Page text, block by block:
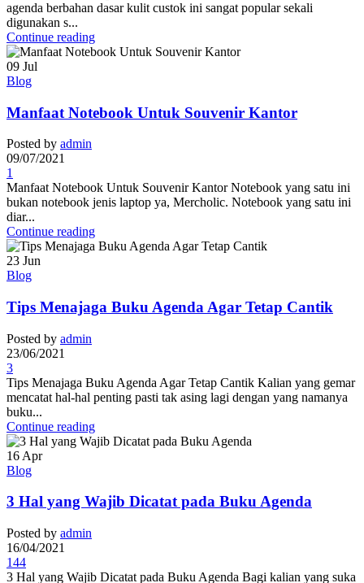
agenda berbahan dasar kulit custok ini sangat popular sekali
digunakan s...
Continue reading
09 Jul
Blog
Manfaat Notebook Untuk Souvenir Kantor
Posted by admin
09/07/2021
1
Manfaat Notebook Untuk Souvenir Kantor Notebook yang satu ini
bukan notebook jenis laptop ya, Mercholic. Notebook yang satu ini
diar...
Continue reading
23 Jun
Blog
Tips Menajaga Buku Agenda Agar Tetap Cantik
Posted by admin
23/06/2021
3
Tips Menajaga Buku Agenda Agar Tetap Cantik Kalian yang gemar
mencatat hal-hal penting pasti tak asing lagi dengan yang namanya
buku...
Continue reading
16 Apr
Blog
3 Hal yang Wajib Dicatat pada Buku Agenda
Posted by admin
16/04/2021
144
3 Hal yang Wajib Dicatat pada Buku Agenda Bagi kalian yang suka